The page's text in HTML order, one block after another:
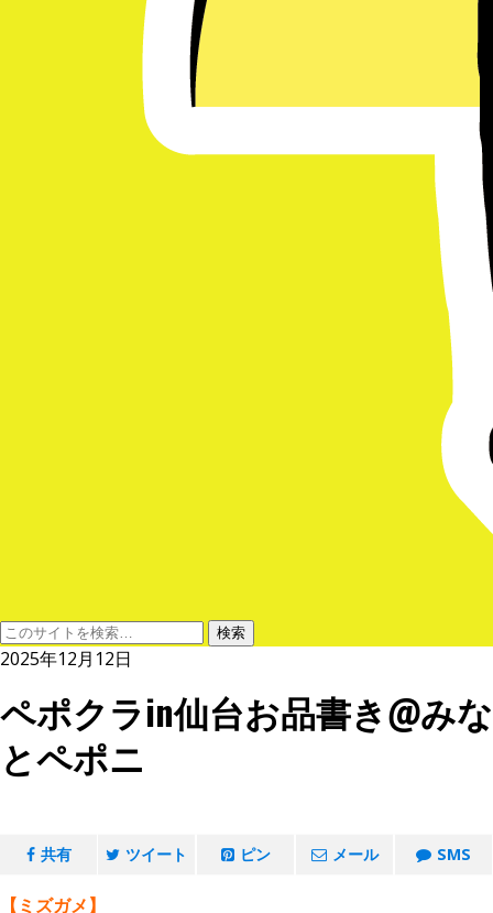
2025年12月12日
ペポクラin仙台お品書き@みな
とペポニ
共有 ツイート ピン メール SMS
【ミズガメ】